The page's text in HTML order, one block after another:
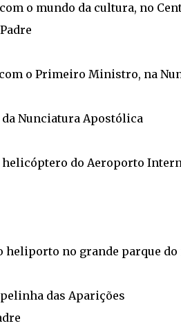
o mundo da cultura, no
o Primeiro Ministro, na
da Nunciatura Apostólica
helicóptero do Aeroporto
heliporto no grande parque
das Aparições